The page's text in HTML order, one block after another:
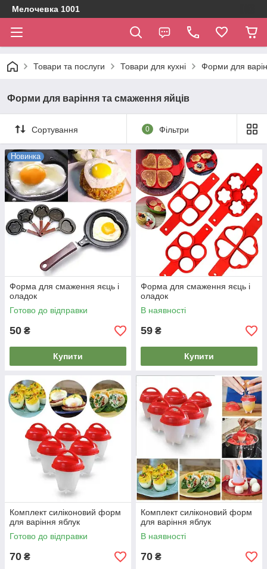
Мелочевка 1001
Товари та послуги Товари для кухні Форми для
Форми для варіння та смаження яйців
Сортування 0 Фільтри
Новинка
Форма для смаження яєць і
оладок
Готово до відправки
50 ₴
Купити
Форма для смаження яєць і
оладок
В наявності
59 ₴
Купити
Комплект силіконовий форм
для варіння яблук
Готово до відправки
70 ₴
Комплект силіконовий форм
для варіння яблук
В наявності
70 ₴